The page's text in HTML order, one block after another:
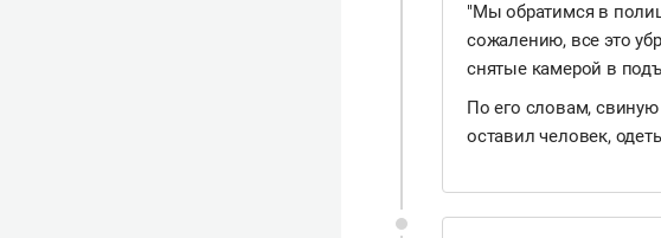
"Мы обратимся в
сожалению, все это
снятые камерой в
По его словам,
оставил человек,